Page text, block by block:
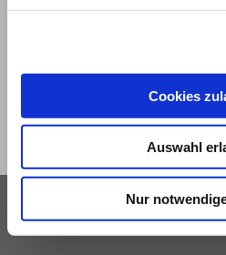
Cookies
Auswahl
Nur
Impressum und
Datenschutz